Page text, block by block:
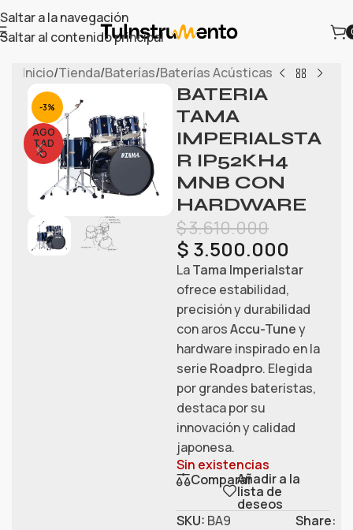
Saltar a la navegación
Saltar al contenido principal
Inicio/Tienda/Baterías/Baterías Acústicas
-3%
AGO
TAD
O
BATERIA
TAMA
IMPERIALSTA
R IP52KH4
MNB CON
HARDWARE
$3.610.000
$ 3.500.000
LaTama Imperialstar
ofrece estabilidad,
precisión y durabilidad
con arosAccu-Tuney
hardware inspirado en la
serie Roadpro. Elegida
por grandes bateristas,
destaca por su
innovación y calidad
japonesa.
Sin existencias
CompararAñadir a la
lista de
deseos
SKU: BA9
Share: